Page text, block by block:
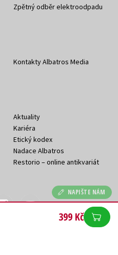
399 Kč
NAPIŠTE NÁM
Zpětný odběr elektroodpadu
Kontakty Albatros Media
Aktuality
Kariéra
Etický kodex
Nadace Albatros
Restorio – online antikvariát